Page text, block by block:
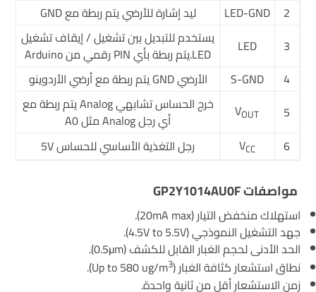
2
LED-GND
ليد إشارة للأرضي يتم ربطة مع GND
3
LED
يستخدم للتبديل بين تشغيل / إيقاف تشغيل
LED.يتم ربطة بأي PIN رقمي من Arduino
4
S-GND
الأرضي GND يتم ربطة مع أرضي الأردوينو
5
VOUT
خرج الحساس تشابهي Analog يتم ربطة مع
أي رجل Analog مثل A0
6
VCC رجل التغذية الأساسي للحساس 5V
مواصفات GP2Y1014AU0F
استهلاك منخفض التيار (20mA max).
جهد التشغيل النموذجي (4.5V to 5.5V).
الحد الأدنى لحجم الغبار القابل للكشف (0.5µm).
نطاق استشعار كثافة الغبار (Up to 580 ug/m3
).
زمن الاستشعار أقل من ثانية واحدة.